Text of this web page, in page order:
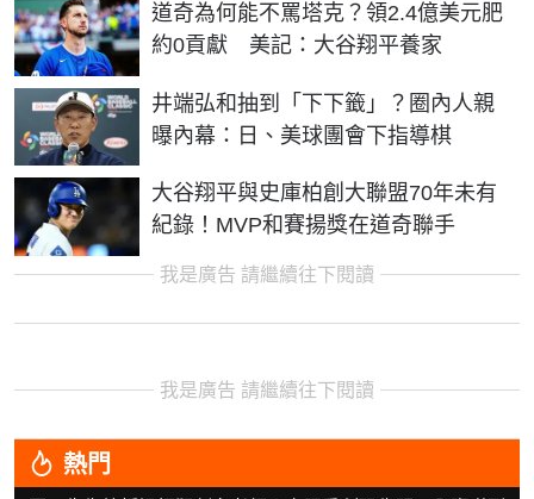
道奇為何能不罵塔克？領2.4億美元肥
約0貢獻 美記：大谷翔平養家
井端弘和抽到「下下籤」？圈內人親
曝內幕：日、美球團會下指導棋
大谷翔平與史庫柏創大聯盟70年未有
紀錄！MVP和賽揚獎在道奇聯手
我是廣告 請繼續往下閱讀
我是廣告 請繼續往下閱讀
熱門